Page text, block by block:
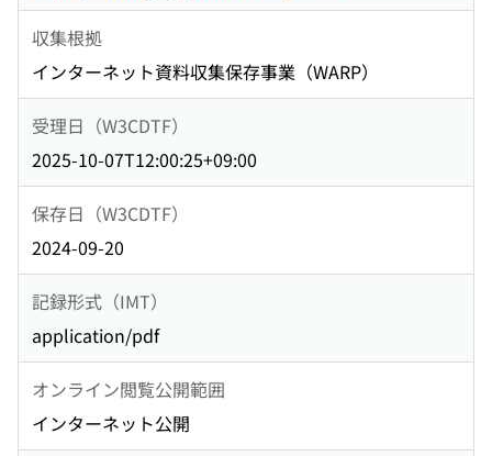
収集根拠
インターネット資料収集保存事業（WARP）
受理日（W3CDTF）
2025-10-07T12:00:25+09:00
保存日（W3CDTF）
2024-09-20
記録形式（IMT）
application/pdf
オンライン閲覧公開範囲
インターネット公開